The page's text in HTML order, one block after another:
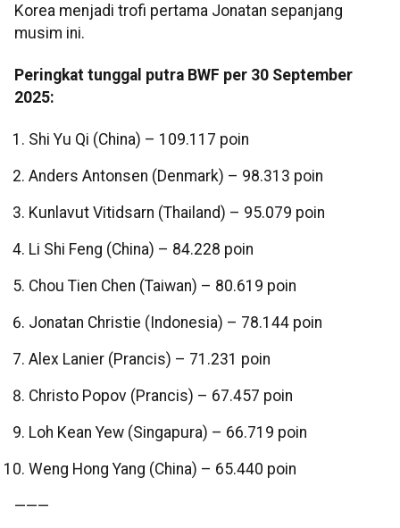
Korea menjadi trofi pertama Jonatan sepanjang
musim ini.
Peringkat tunggal putra BWF per 30 September
2025:
Shi Yu Qi (China) – 109.117 poin
Anders Antonsen (Denmark) – 98.313 poin
Kunlavut Vitidsarn (Thailand) – 95.079 poin
Li Shi Feng (China) – 84.228 poin
Chou Tien Chen (Taiwan) – 80.619 poin
Jonatan Christie (Indonesia) – 78.144 poin
Alex Lanier (Prancis) – 71.231 poin
Christo Popov (Prancis) – 67.457 poin
Loh Kean Yew (Singapura) – 66.719 poin
Weng Hong Yang (China) – 65.440 poin
———